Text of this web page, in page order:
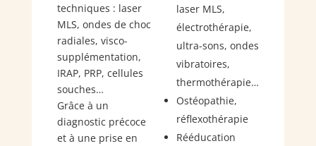
techniques : laser
MLS, ondes de choc
radiales, visco-
supplémentation,
IRAP, PRP, cellules
souches…
Grâce à un
diagnostic précoce
et à une prise en
laser MLS,
électrothérapie,
ultra-sons, ondes
vibratoires,
thermothérapie…
Ostéopathie,
réflexothérapie
Rééducation